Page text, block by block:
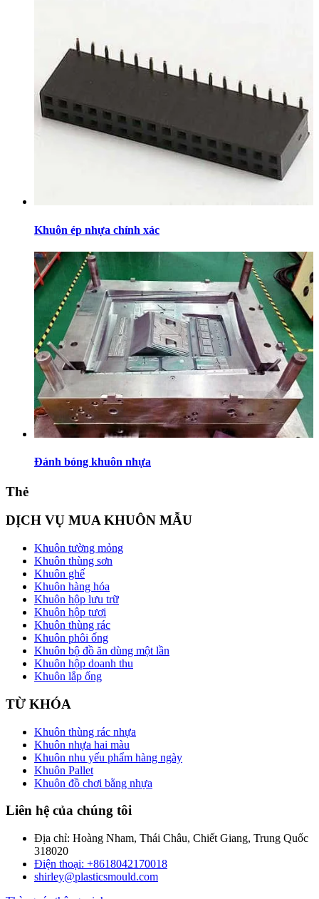
Khuôn ép nhựa chính xác
Đánh bóng khuôn nhựa
Thẻ
DỊCH VỤ MUA KHUÔN MẪU
Khuôn tường mỏng
Khuôn thùng sơn
Khuôn ghế
Khuôn hàng hóa
Khuôn hộp lưu trữ
Khuôn hộp tươi
Khuôn thùng rác
Khuôn phôi ống
Khuôn bộ đồ ăn dùng một lần
Khuôn hộp doanh thu
Khuôn lắp ống
TỪ KHÓA
Khuôn thùng rác nhựa
Khuôn nhựa hai màu
Khuôn nhu yếu phẩm hàng ngày
Khuôn Pallet
Khuôn đồ chơi bằng nhựa
Liên hệ của chúng tôi
Địa chỉ: Hoàng Nham, Thái Châu, Chiết Giang, Trung Quốc
318020
Điện thoại: +8618042170018
shirley@plasticsmould.com